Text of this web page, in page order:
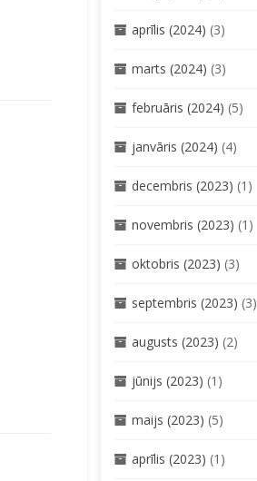
aprīlis (2024) (3)
marts (2024) (3)
februāris (2024) (5)
janvāris (2024) (4)
decembris (2023) (1)
novembris (2023) (1)
oktobris (2023) (3)
septembris (2023) (3)
augusts (2023) (2)
jūnijs (2023) (1)
maijs (2023) (5)
aprīlis (2023) (1)